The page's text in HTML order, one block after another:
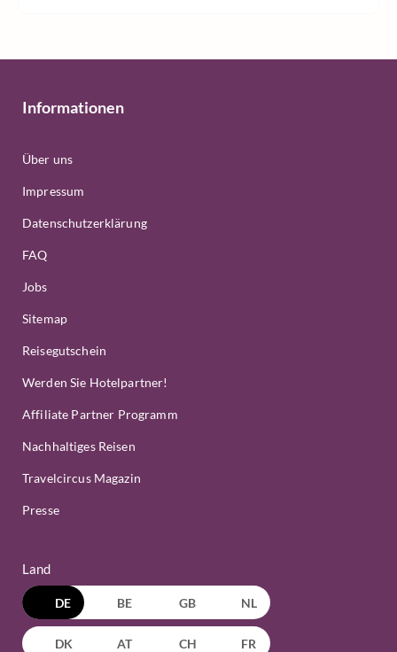
Informationen
Über uns
Impressum
Datenschutzerklärung
FAQ
Jobs
Sitemap
Reisegutschein
Werden Sie Hotelpartner!
Affiliate Partner Programm
Nachhaltiges Reisen
Travelcircus Magazin
Presse
Land
DE BE GB NL
DK AT CH FR